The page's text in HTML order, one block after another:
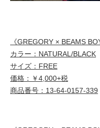
《GREGORY × BEAMS
カラー：NATURAL/BLACK
サイズ：FREE
価格：￥4,000+税
商品番号：13-64-0157-339